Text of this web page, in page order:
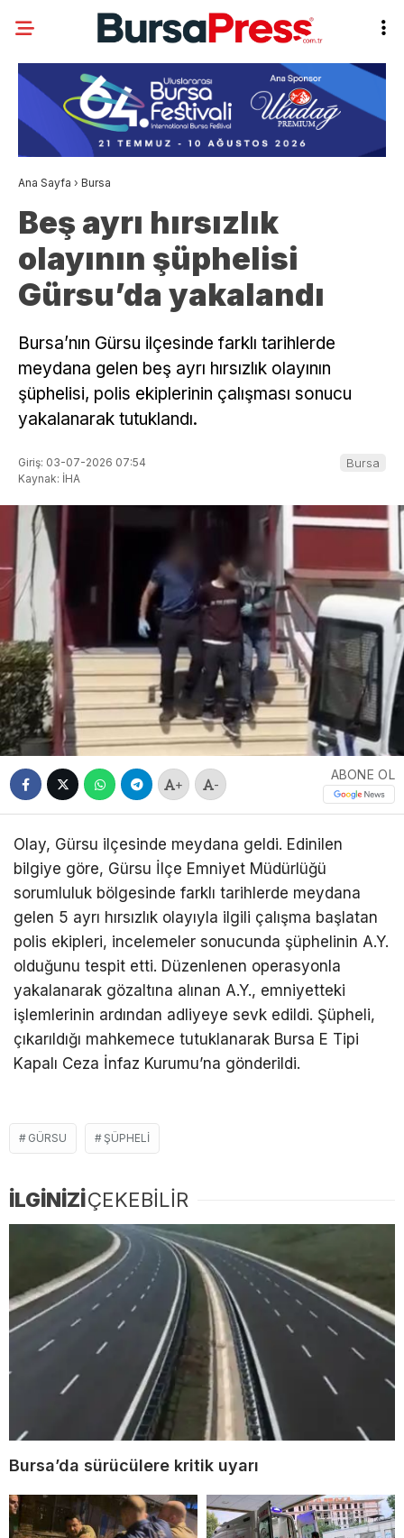
Ana Sayfa › Bursa
Beş ayrı hırsızlık
olayının şüphelisi
Gürsu’da yakalandı
Bursa’nın Gürsu ilçesinde farklı tarihlerde
meydana gelen beş ayrı hırsızlık olayının
şüphelisi, polis ekiplerinin çalışması sonucu
yakalanarak tutuklandı.
Giriş: 03-07-2026 07:54
Kaynak: İHA
Bursa
+ -
ABONE OL
Olay, Gürsu ilçesinde meydana geldi. Edinilen
bilgiye göre, Gürsu İlçe Emniyet Müdürlüğü
sorumluluk bölgesinde farklı tarihlerde meydana
gelen 5 ayrı hırsızlık olayıyla ilgili çalışma başlatan
polis ekipleri, incelemeler sonucunda şüphelinin A.Y.
olduğunu tespit etti. Düzenlenen operasyonla
yakalanarak gözaltına alınan A.Y., emniyetteki
işlemlerinin ardından adliyeye sevk edildi. Şüpheli,
çıkarıldığı mahkemece tutuklanarak Bursa E Tipi
Kapalı Ceza İnfaz Kurumu’na gönderildi.
GÜRSU ŞÜPHELI
İLGİNİZİÇEKEBİLİR
Bursa’da sürücülere kritik uyarı